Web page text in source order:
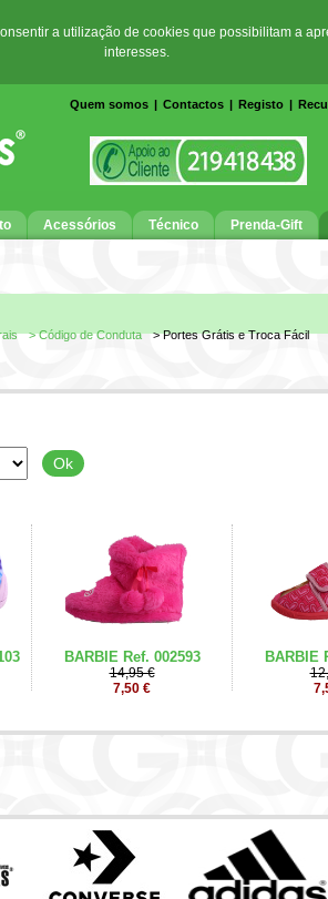
a utilização de cookies que possibilitam a
interesses.
Quem somos | Contactos | Registo |
Acessórios Técnico Prenda-Gift
> Código de Conduta > Portes Grátis e Troca Fácil
BARBIE Ref. 002593
14,95 €
7,50 €
BARBIE